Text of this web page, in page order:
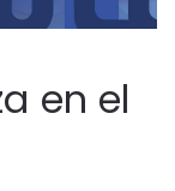
en el